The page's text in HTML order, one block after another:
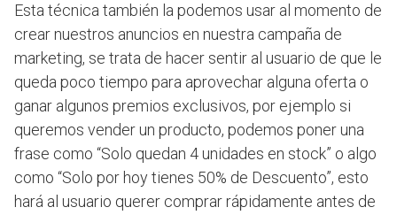
Esta técnica también la podemos usar al momento de
crear nuestros anuncios en nuestra campaña de
marketing, se trata de hacer sentir al usuario de que le
queda poco tiempo para aprovechar alguna oferta o
ganar algunos premios exclusivos, por ejemplo si
queremos vender un producto, podemos poner una
frase como “Solo quedan 4 unidades en stock” o algo
como “Solo por hoy tienes 50% de Descuento”, esto
hará al usuario querer comprar rápidamente antes de